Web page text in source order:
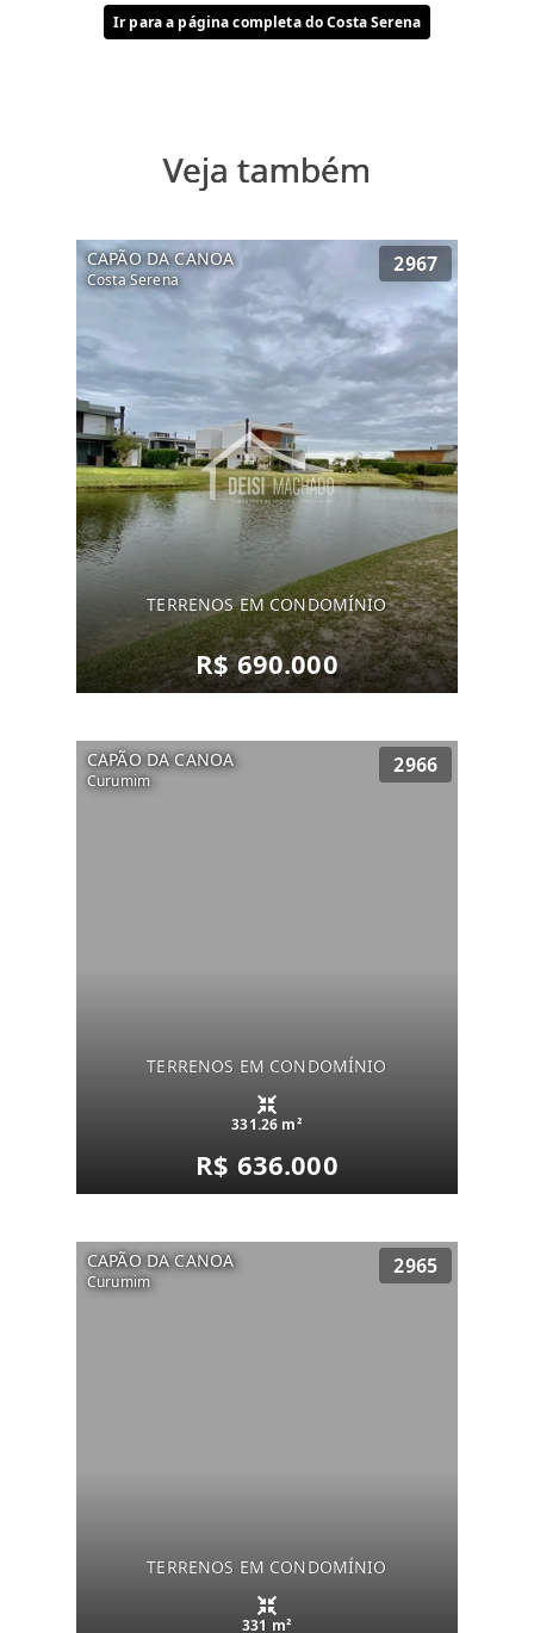
boulevard atravessa o condomínio e chega
Ir para a página completa do Costa Serena
Veja também
CAPÃO DA CANOA
Costa Serena
2967
TERRENOS EM CONDOMÍNIO
R$ 690.000
CAPÃO DA CANOA
Curumim
2966
TERRENOS EM CONDOMÍNIO
331.26 m²
R$ 636.000
CAPÃO DA CANOA
Curumim
2965
TERRENOS EM CONDOMÍNIO
331 m²